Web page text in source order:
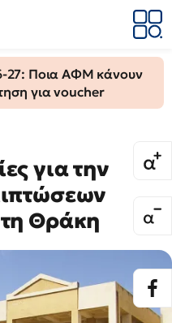
27: Ποια ΑΦΜ κάνουν
για voucher
για την
Θράκη